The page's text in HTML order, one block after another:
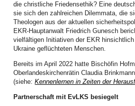
Frauen setzten sich aktiv für den
von vielen Vorbereitungen geprägt.
wurden organisiert, die Lieder in Chorproben,
Jungschartreffen eingeübt, der Bibeltext an
Bibelkreisen vertieft.
Frauen luden im März ein: Kommt, feiert mit
„Kommt! Bringt eure Last.“ - dieser Einladung
Christinnen aus Nigeria ausgetragen wurde,
Gemeindeglieder und ökumenische Gäste aus
Ortschaften. In 17 Ortschaften wurden 20
die christliche Friedensethik? Eine
sie sich den zahlreichen Dilemmata, die
Theologen aus der aktuellen
EKR-Hauptanwalt Friedrich Gunesch
vielfältigen Initiativen der EKR
Ukraine geflüchteten Menschen.
Bereits im April 2022 hatte Bischöfin
Oberlandeskirchenrätin Claudia
(siehe: Kennenlernen in Zeiten der
Partnerschaft mit EvLKS besiegelt